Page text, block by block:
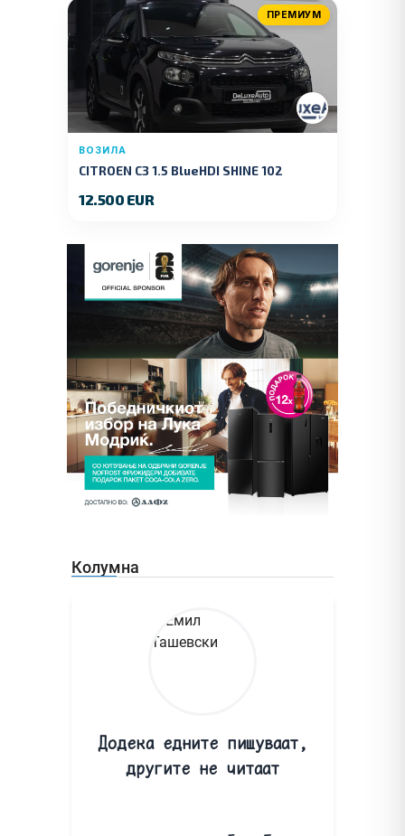
ПРЕМИУМ
ВОЗИЛА
CITROEN C3 1.5 BlueHDI SHINE 102
12.500 EUR
Колумна
Додека едните пишуваат,
другите не читаат